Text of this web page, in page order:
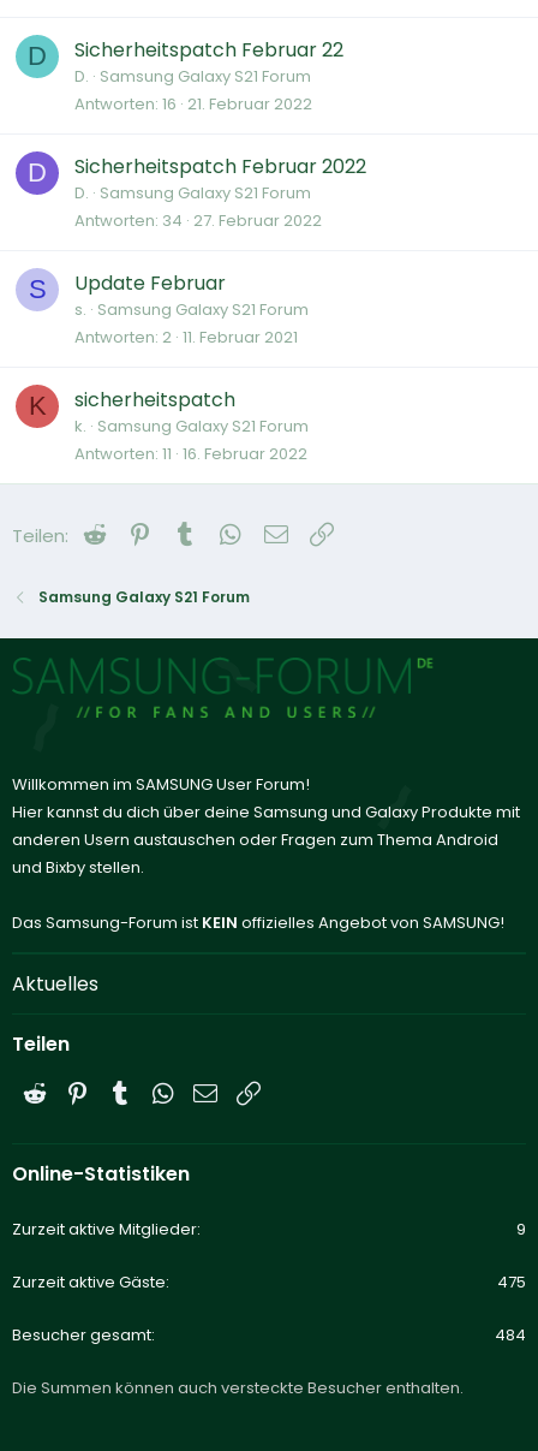
D Sicherheitspatch Februar 22
D. Samsung Galaxy S21 Forum
Antworten 16 21. Februar 2022
D Sicherheitspatch Februar 2022
D. Samsung Galaxy S21 Forum
Antworten 34 27. Februar 2022
S Update Februar
s. Samsung Galaxy S21 Forum
Antworten 2 11. Februar 2021
K sicherheitspatch
k. Samsung Galaxy S21 Forum
Antworten 11 16. Februar 2022
Teilen: Reddit Pinterest
Tumblr WhatsApp
E-Mail
Samsung Galaxy S21 Forum
Willkommen im SAMSUNG User Forum!
Hier kannst du dich über deine Samsung und Galaxy Produkte mit
anderen Usern austauschen oder Fragen zum Thema Android
und Bixby stellen.
Das Samsung-Forum ist KEIN offizielles Angebot von SAMSUNG!
Aktuelles
Teilen
Reddit PinterestTumblrWhatsApp
E-Mail
Online-Statistiken
Zurzeit aktive Mitglieder 9
Zurzeit aktive Gäste 475
Besucher gesamt 484
Die Summen können auch versteckte Besucher enthalten.